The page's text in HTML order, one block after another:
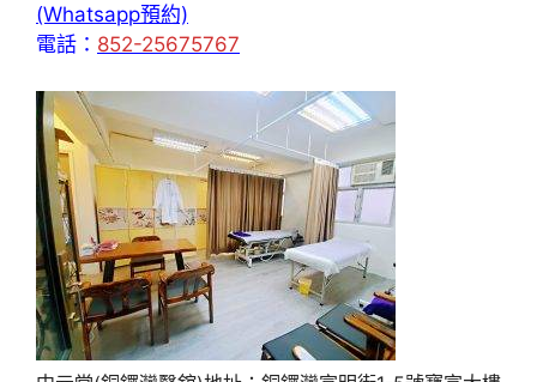
(Whatsapp預約)
電話： 852-25675767